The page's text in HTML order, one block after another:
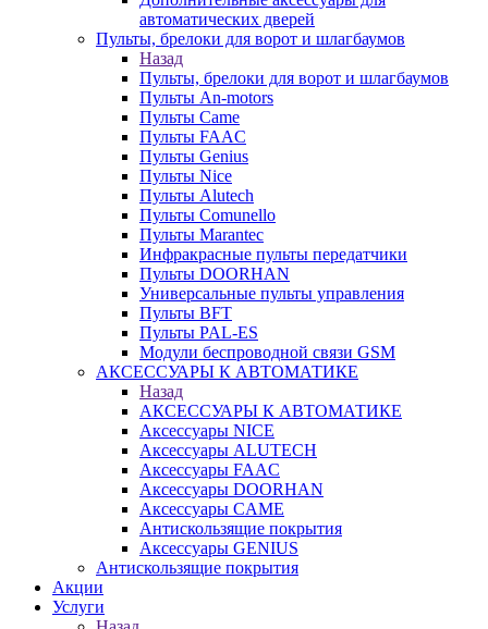
автоматических дверей
Пульты, брелоки для ворот и шлагбаумов
Назад
Пульты, брелоки для ворот и шлагбаумов
Пульты An-motors
Пульты Came
Пульты FAAC
Пульты Genius
Пульты Nice
Пульты Alutech
Пульты Сomunello
Пульты Marantec
Инфракрасные пульты передатчики
Пульты DOORHAN
Универсальные пульты управления
Пульты BFT
Пульты PAL-ES
Модули беспроводной связи GSM
АКСЕССУАРЫ К АВТОМАТИКЕ
Назад
АКСЕССУАРЫ К АВТОМАТИКЕ
Аксессуары NICE
Аксессуары ALUTECH
Аксессуары FAAC
Аксессуары DOORHAN
Аксессуары CAME
Антискользящие покрытия
Аксессуары GENIUS
Антискользящие покрытия
Акции
Услуги